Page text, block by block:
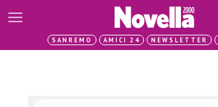
SANREMO AMICI 24 NEWSLETTER